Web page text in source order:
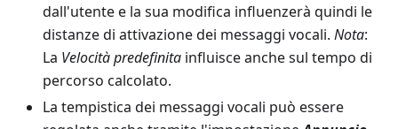
dall'utente e la sua modifica influenzerà quindi le
distanze di attivazione dei messaggi vocali. Nota:
La Velocità predefinita influisce anche sul tempo di
percorso calcolato.
La tempistica dei messaggi vocali può essere